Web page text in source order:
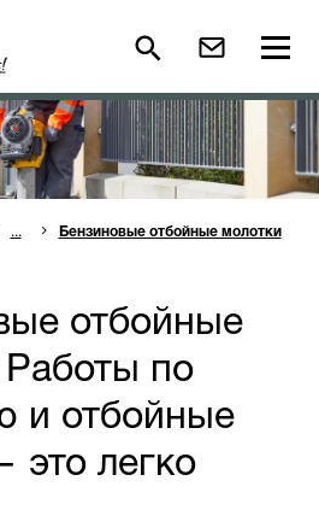
... Бензиновые отбойные молотки
отбойные
по
и отбойные
это легко